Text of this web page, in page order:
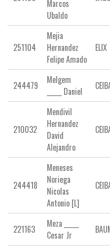
Marcos
Ubaldo
251104
Mejia
Hernandez
Felipe Amado
ELIX
244479
Melgem
_____ Daniel
210032
Mendivil
Hernandez
David
Alejandro
244418
Meneses
Noriega
Nicolas
Antonio [L]
221163
Meza _____
Cesar Jr